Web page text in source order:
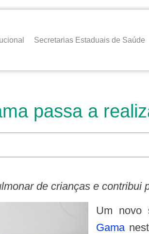
Secretarias Estaduais de Saúde
passa a
de crianças e
Um
Gama